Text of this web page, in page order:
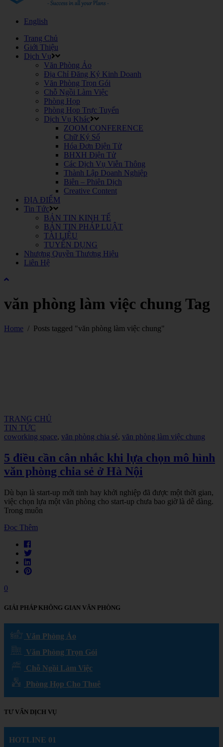
English
Trang Chủ
Giới Thiệu
Dịch Vụ
Văn Phòng Ảo
Địa Chỉ Đăng Ký Kinh Doanh
Văn Phòng Trọn Gói
Chỗ Ngồi Làm Việc
Phòng Họp
Phòng Họp Trực Tuyến
Dịch Vụ Khác
ZOOM CONFERENCE
Chữ Ký Số
Hóa Đơn Điện Tử
BHXH Điện Tử
Các Dịch Vụ Viễn Thông
Thành Lập Doanh Nghiệp
Biên – Phiên Dịch
Creative Content
ĐỊA ĐIỂM
Tin Tức
BẢN TIN KINH TẾ
BẢN TIN PHÁP LUẬT
TÀI LIỆU
TUYỂN DỤNG
Nhượng Quyền Thương Hiệu
Liên Hệ
văn phòng làm việc chung Tag
Home / Posts tagged "văn phòng làm việc chung"
TRANG CHỦ
TIN TỨC
coworking space, văn phòng chia sẻ, văn phòng làm việc chung
5 điều cần cân nhắc khi lựa chọn mô hình
văn phòng chia sẻ ở Hà Nội
Dù bạn là start-up mới tinh hay khởi nghiệp đã được một thời gian,
việc chọn lựa một văn phòng cho start-up chưa bao giờ là dễ dàng.
Trong muôn
Đọc Thêm
0
GIẢI PHÁP KHÔNG GIAN VĂN PHÒNG
Văn Phòng Ảo
Văn Phòng Trọn Gói
Chỗ Ngồi Làm Việc
Phòng Họp Cho Thuê
TƯ VẤN DỊCH VỤ
HOTLINE 01